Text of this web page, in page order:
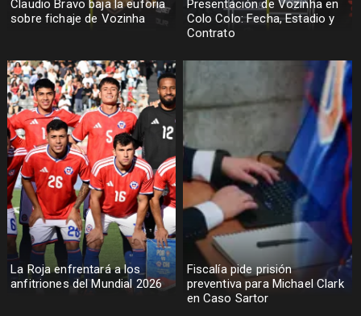
Claudio Bravo baja la euforia
sobre fichaje de Vozinha
Presentación de Vozinha en
Colo Colo: Fecha, Estadio y
Contrato
La Roja enfrentará a los
anfitriones del Mundial 2026
Fiscalía pide prisión
preventiva para Michael Clark
en Caso Sartor